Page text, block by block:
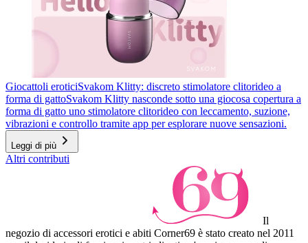
Giocattoli eroticiSvakom Klitty: discreto stimolatore clitorideo a
forma di gattoSvakom Klitty nasconde sotto una giocosa copertura a
forma di gatto uno stimolatore clitorideo con leccamento, suzione,
vibrazioni e controllo tramite app per esplorare nuove sensazioni.
Leggi di più
Altri contributi
Il
negozio di accessori erotici e abiti Corner69 è stato creato nel 2011